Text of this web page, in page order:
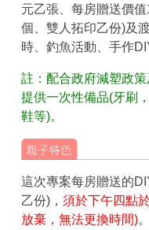
元乙張、每房贈送價
個、雙人拓印乙份)及
時、釣魚活動、手作
註：配合政府減塑政
提供一次性備品(牙刷
鞋等)。
這次專案每房贈送的
乙份)， 須於下午四點
放棄，無法更換時間)